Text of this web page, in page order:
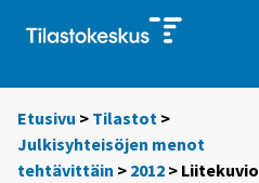
Etusivu > Tilastot >
Julkisyhteisöjen menot
tehtävittäin > 2012 > Liitekuvio